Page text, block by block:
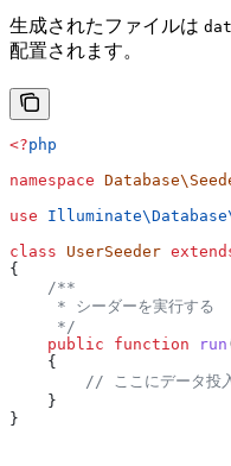
生成されたファイルは
配置されます。
<?php
namespace
use
class UserSeeder
{
    /**
     * シーダーを実行する
     */
    public
function run
    {
// ここにデータ投
    }
}